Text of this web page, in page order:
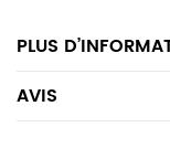
PLUS
AVIS